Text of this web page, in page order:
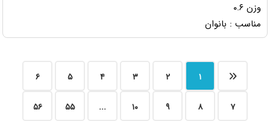
وزن ۰.۶
مناسب : بانوان
۱ ۲ ۳ ۴ ۵ ۶
۷ ۸ ۹ ۱۰ ... ۵۵ ۵۶